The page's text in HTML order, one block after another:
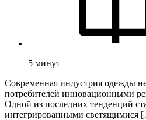
5 минут
Современная индустрия одежды
потребителей инновационными
Одной из последних тенденций
интегрированными светящимися